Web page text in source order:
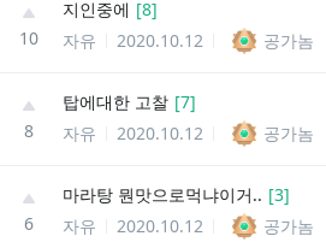
10
지인중에 [8]
자유
2020.10.12 공가놈
8
탑에대한 고찰 [7]
자유
2020.10.12 공가놈
6
마라탕 뭔맛으로먹냐이거.. [3]
자유
2020.10.12 공가놈